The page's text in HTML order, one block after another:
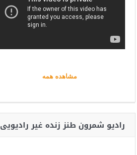
مشاهده همه
رادیو شمرون طنز زنده غیر رادیویی